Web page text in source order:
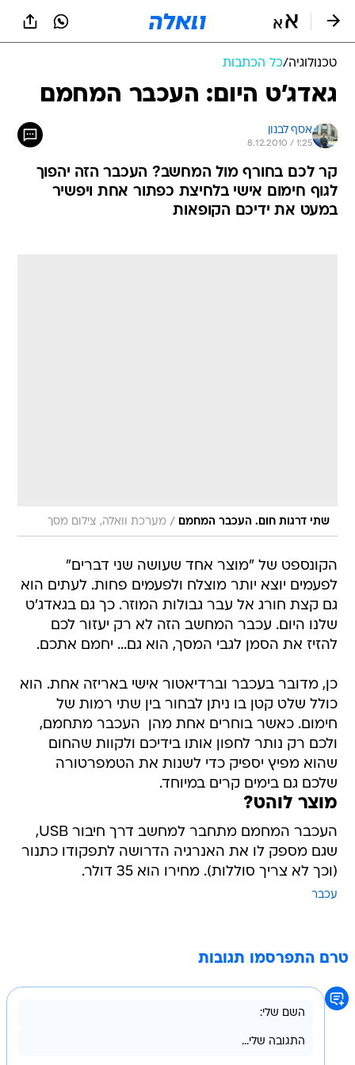
טכנולוגיה/כל הכתבות
גאדג'ט היום: העכבר המחמם
אסף לבנון
8.12.2010 / 1:25
קר לכם בחורף מול המחשב? העכבר הזה יהפוך
לגוף חימום אישי בלחיצת כפתור אחת ויפשיר
במעט את ידיכם הקופאות
שתי דרגות חום. העכבר המחמם / מערכת וואלה, צילום מסך
הקונספט של "מוצר אחד שעושה שני דברים"
לפעמים יוצא יותר מוצלח ולפעמים פחות. לעתים הוא
גם קצת חורג אל עבר גבולות המוזר. כך גם בגאדג'ט
שלנו היום. עכבר המחשב הזה לא רק יעזור לכם
להזיז את הסמן לגבי המסך, הוא גם... יחמם אתכם.
כן, מדובר בעכבר וברדיאטור אישי באריזה אחת. הוא
כולל שלט קטן בו ניתן לבחור בין שתי רמות של
חימום. כאשר בוחרים אחת מהן  העכבר מתחמם,
ולכם רק נותר לחפון אותו בידיכם ולקוות שהחום
שהוא מפיץ יספיק כדי לשנות את הטמפרטורה
שלכם גם בימים קרים במיוחד.
מוצר לוהט?
העכבר המחמם מתחבר למחשב דרך חיבור USB,
שגם מספק לו את האנרגיה הדרושה לתפקודו כתנור
(וכך לא צריך סוללות). מחירו הוא 35 דולר.
עכבר
טרם התפרסמו תגובות